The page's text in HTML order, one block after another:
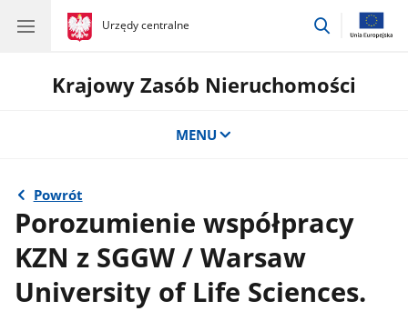
gov.pl
Urzędy centralne
gov.pl
Urzędy
przejdź
Krajowy Zasób Nieruchomości
MENU
Powrót
Porozumienie współpracy
KZN z SGGW / Warsaw
University of Life Sciences.